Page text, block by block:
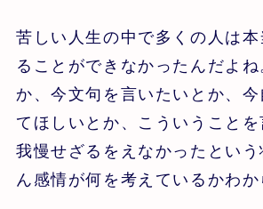
苦しい人生の中で多くの人は本
ることができなかったんだよね
か、今文句を言いたいとか、今
てほしいとか、こういうことを
我慢せざるをえなかったとい
ん感情が何を考えているかわか